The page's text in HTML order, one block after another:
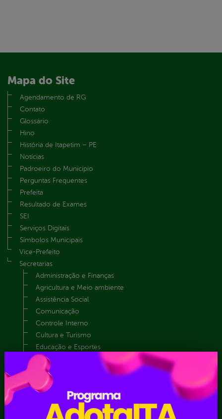
Mapa do Site
Agendamento de RG
Contato
Glossário
Hino
História de Itapetim – PE
Notícias
Padroeiro do Município
Perguntas Frequentes
Prefeita
Resultado de Exames
SEI
Serviços Digitais
Símbolos Municipais
Vice-Prefeito
Secretarias
Administração e Finanças
Agricultura e Meio ambiente
Assistência Social
Comunicação
Controle Interno
Cultura e Turismo
Educação e Esportes
Gabinete
Gestão de frota
Mulher
Obras e Serviços urbanos
Saúde